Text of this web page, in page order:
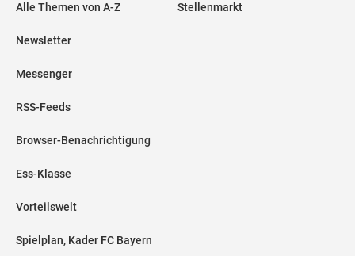
Alle Themen von A-Z
Newsletter
Messenger
RSS-Feeds
Browser-Benachrichtigung
Ess-Klasse
Vorteilswelt
Spielplan, Kader FC Bayern
Stellenmarkt